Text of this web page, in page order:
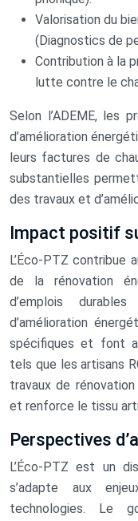
Valorisation du
(Diagnostics de
Contribution à la
lutte contre le
Selon l’ADEME, les
d’amélioration
leurs factures de
substantielles
des travaux et
Impact positif
L’Éco-PTZ contribue
de la rénovation
d’emplois
d’amélioration
spécifiques et font
tels que les artisans
travaux de
et renforce le tissu
Perspectives
L’Éco-PTZ est un
s’adapte aux
technologies. Le